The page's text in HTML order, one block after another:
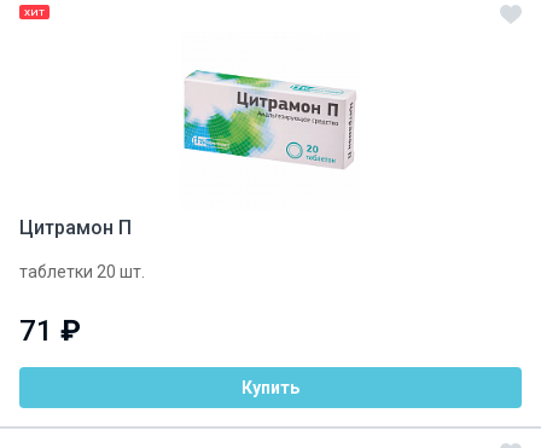
ХИТ
Цитрамон П
таблетки 20 шт.
71 ₽
Купить